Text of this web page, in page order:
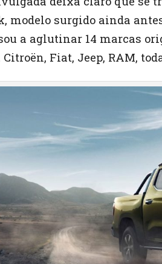
modelo surgido ainda
a aglutinar 14 marcas
Citroën, Fiat, Jeep, RAM,